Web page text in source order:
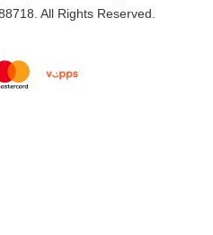
All Rights Reserved.